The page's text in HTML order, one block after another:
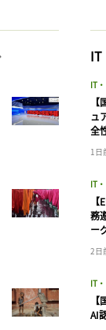
IT
IT
ュ
全
1日
IT
務
ー
2日
IT
AI